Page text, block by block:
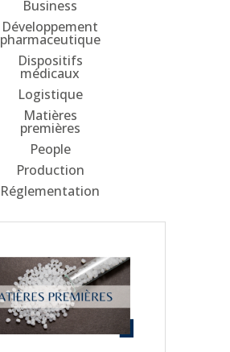
Business
Développement
pharmaceutique
Dispositifs
médicaux
Logistique
Matières
premières
People
Production
Réglementation